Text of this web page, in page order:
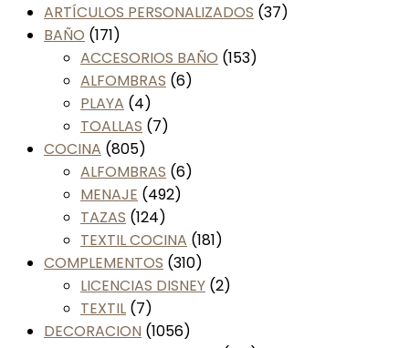
ARTÍCULOS PERSONALIZADOS (37)
BAÑO (171)
ACCESORIOS BAÑO (153)
ALFOMBRAS (6)
PLAYA (4)
TOALLAS (7)
COCINA (805)
ALFOMBRAS (6)
MENAJE (492)
TAZAS (124)
TEXTIL COCINA (181)
COMPLEMENTOS (310)
LICENCIAS DISNEY (2)
TEXTIL (7)
DECORACION (1056)